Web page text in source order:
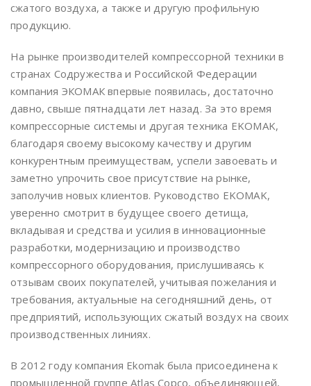
сжатого воздуха, а также и другую профильную
продукцию.
На рынке производителей компрессорной техники в
странах Содружества и Российской Федерации
компания ЭКОМАК впервые появилась, достаточно
давно, свыше пятнадцати лет назад. За это время
компрессорные системы и другая техника EKOMAK,
благодаря своему высокому качеству и другим
конкурентным преимуществам, успели завоевать и
заметно упрочить свое присутствие на рынке,
заполучив новых клиентов. Руководство EKOMAK,
уверенно смотрит в будущее своего детища,
вкладывая и средства и усилия в инновационные
разработки, модернизацию и производство
компрессорного оборудования, прислушиваясь к
отзывам своих покупателей, учитывая пожелания и
требования, актуальные на сегодняшний день, от
предприятий, использующих сжатый воздух на своих
производственных линиях.
В 2012 году компания Ekomak была присоединена к
промышленной группе Atlas Copco, объединяющей,